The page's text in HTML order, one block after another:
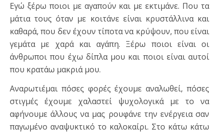
Εγώ ξέρω ποιοι με αγαπούν και με εκτιμάνε. Που τα
μάτια τους όταν με κοιτάνε είναι κρυστάλλινα και
καθαρά, που δεν έχουν τίποτα να κρύψουν, που είναι
γεμάτα με χαρά και αγάπη. Ξέρω ποιοι είναι οι
άνθρωποι που έχω δίπλα μου και ποιοι είναι αυτοί
που κρατάω μακριά μου.
Αναρωτιέμαι πόσες φορές έχουμε αναλωθεί, πόσες
στιγμές έχουμε χαλαστεί ψυχολογικά με το να
αφήνουμε άλλους να μας ρουφάνε την ενέργεια σαν
παγωμένο αναψυκτικό το καλοκαίρι. Στο κάτω κάτω